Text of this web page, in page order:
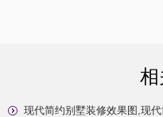
相
现代简约别墅装修效果图,现